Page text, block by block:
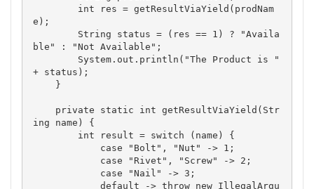
e);
ble" : "Not Available";
+ status);
ing name) {